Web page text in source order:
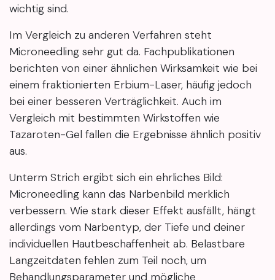
wichtig sind.
Im Vergleich zu anderen Verfahren steht
Microneedling sehr gut da. Fachpublikationen
berichten von einer ähnlichen Wirksamkeit wie bei
einem fraktionierten Erbium-Laser, häufig jedoch
bei einer besseren Verträglichkeit. Auch im
Vergleich mit bestimmten Wirkstoffen wie
Tazaroten-Gel fallen die Ergebnisse ähnlich positiv
aus.
Unterm Strich ergibt sich ein ehrliches Bild:
Microneedling kann das Narbenbild merklich
verbessern. Wie stark dieser Effekt ausfällt, hängt
allerdings vom Narbentyp, der Tiefe und deiner
individuellen Hautbeschaffenheit ab. Belastbare
Langzeitdaten fehlen zum Teil noch, um
Behandlungsparameter und mögliche